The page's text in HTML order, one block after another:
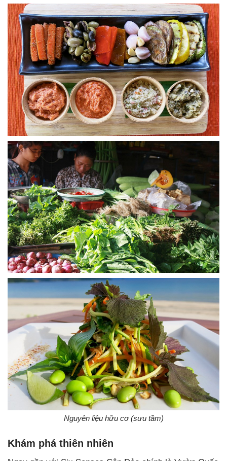
Nguyên liệu hữu cơ (sưu tầm)
Khám phá thiên nhiên